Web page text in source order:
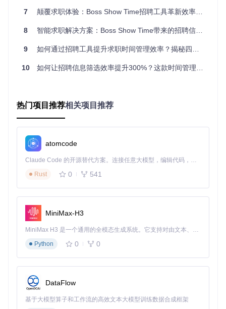
git clone
npm install
已解压的扩展程序"功能选择dist目录即可完成安装。常见问题
多平台职位信息同步功能允许用户在不同招聘网站间无缝切
换，系统自动记录各平台浏览历史并统一管理。通过侧边栏
（[src/sidepanel/]）提供的时间筛选器，用户可快速定位近7
天内发布的职位，结合在线状态过滤（[src/plantforms/boss/o
效率。
职策略。数据备份与恢复功能确保在扩展升级或重装时不会丢
失重要求职信息，所有操作均在本地完成，保障数据安全。
技术实现揭秘
系统采用三层架构设计：表现层（Sidepanel）、业务逻辑层
（Data）和数据访问层（API）。表现层通过Vue组件（[src/si
depanel/views/]）实现用户界面，业务逻辑层处理核心算法与
数据转换，数据访问层通过[src/api/bridge.js]实现与各平台的
7 颠覆求职体验：Boss Show Time招聘工具革新效率提升新范式
8 智能求职解决方案：Boss Show Time带来的招聘信息时间管理革命
9 如何通过招聘工具提升求职时间管理效率？揭秘四大平台时间筛选技巧
10 如何让招聘信息筛选效率提升300%？这款时间管理工具让求职决策更精准
热门项目推荐相关项目推荐
atomcode
Claude Code 的开源替代方案。连接任意大模型，编辑代码，运行命令，自动验证 — 全自动执行。用 Rust 构建，极致性能。 ｜ An open-source alternative to Claude Code. Connect any LLM, edit code, run commands, and verify changes — autonomously. Built in Rust for speed. Get Started
Rust
0 541
MiniMax-H3
MiniMax H3 是一个通用的全模态生成系统。它支持对由文本、图像、视频和音频组成的多模态上下文进行统一理解，并能生成分辨率高达 2K、时长可达 15 秒的带原生立体声音频的视频。得益于面向任务泛化的系统设计，H3 在预训练阶段就已具备广泛的多模态上下文理解与生成能力，能够出色地执行复杂的多模态指令。
Python
0 0
DataFlow
基于大模型算子和工作流的高效文本大模型训练数据合成框架